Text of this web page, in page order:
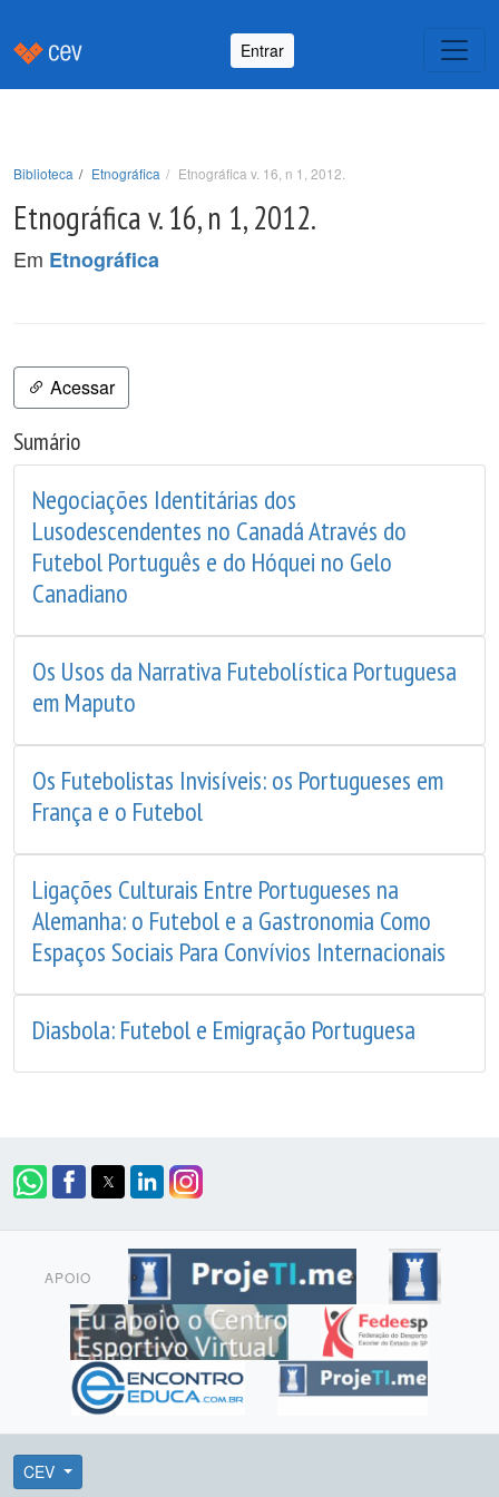
Entrar
Biblioteca Etnográfica Etnográfica v. 16, n 1, 2012.
Etnográfica v. 16, n 1, 2012.
Em Etnográfica
Acessar
Sumário
Negociações Identitárias dos
Lusodescendentes no Canadá Através do
Futebol Português e do Hóquei no Gelo
Canadiano
Os Usos da Narrativa Futebolística Portuguesa
em Maputo
Os Futebolistas Invisíveis: os Portugueses em
França e o Futebol
Ligações Culturais Entre Portugueses na
Alemanha: o Futebol e a Gastronomia Como
Espaços Sociais Para Convívios Internacionais
Diasbola: Futebol e Emigração Portuguesa
APOIO
CEV